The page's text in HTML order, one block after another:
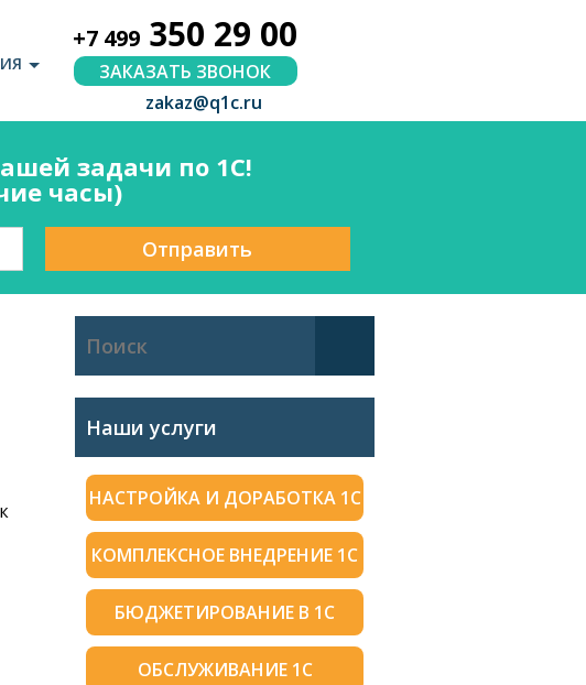
+7 499 350 29 00
ЗАКАЗАТЬ ЗВОНОК
zakaz@q1c.ru
задачи по 1С!
часы)
Отправить
Наши услуги
НАСТРОЙКА И ДОРАБОТКА 1С
КОМПЛЕКСНОЕ ВНЕДРЕНИЕ 1С
БЮДЖЕТИРОВАНИЕ В 1С
ОБСЛУЖИВАНИЕ 1С